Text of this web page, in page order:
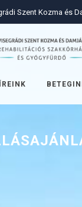
Szent Kozma és